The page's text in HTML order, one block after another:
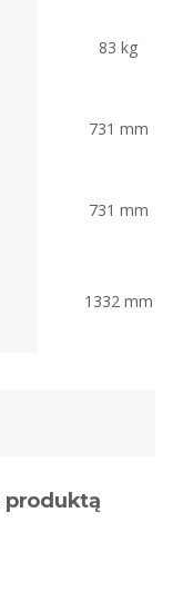
83 kg
731 mm
731 mm
1332 mm
produktą